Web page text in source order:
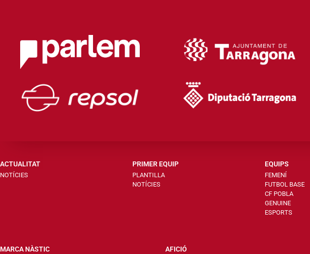
ACTUALITAT
NOTÍCIES
PRIMER EQUIP
PLANTILLA
NOTÍCIES
EQUIPS
FEMENÍ
FUTBOL BASE
CF POBLA
GENUINE
ESPORTS
MARCA NÀSTIC AFICIÓ